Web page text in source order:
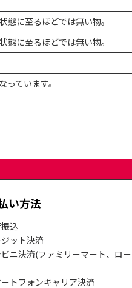
態に至るほどでは無い物。
態に至るほどでは無い物。
ています。
い方法
振込
ジット決済
ビニ決済(ファミリーマート、ロ
ートフォンキャリア決済